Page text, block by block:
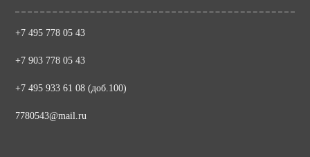
+7 495 778 05 43
+7 903 778 05 43
+7 495 933 61 08 (доб.100)
7780543@mail.ru